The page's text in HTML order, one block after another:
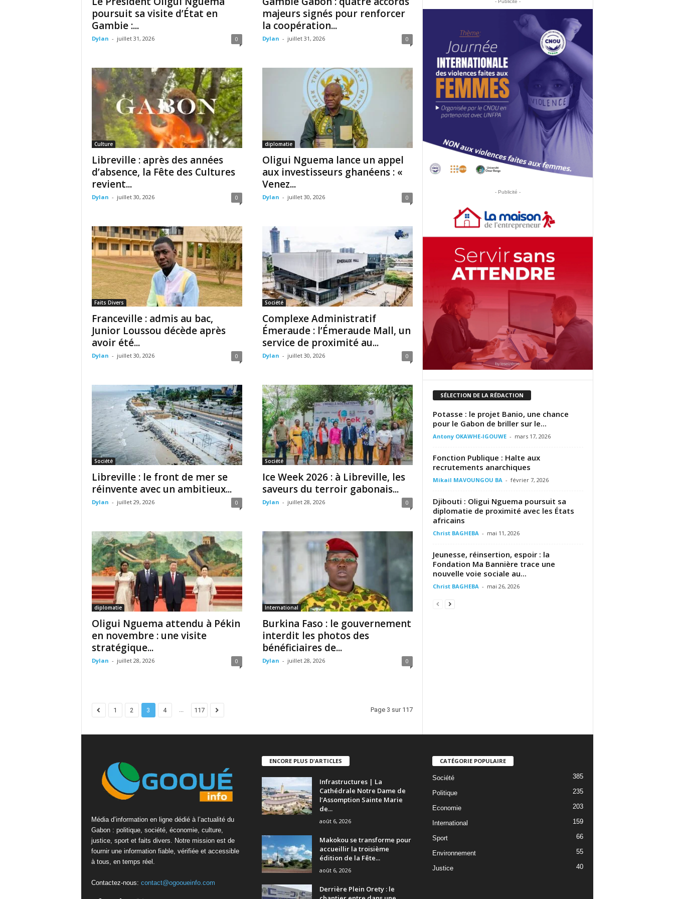
poursuit sa visite d’État en
Gambie :...
Dylan - juillet 31, 2026 0
majeurs signés pour renforcer
la coopération...
Dylan - juillet 31, 2026 0
Culture
Libreville : après des années
d’absence, la Fête des Cultures
revient...
Dylan - juillet 30, 2026 0
diplomatie
Oligui Nguema lance un appel
aux investisseurs ghanéens : «
Venez...
Dylan - juillet 30, 2026 0
Faits Divers
Franceville : admis au bac,
Junior Loussou décède après
avoir été...
Dylan - juillet 30, 2026 0
Société
Complexe Administratif
Émeraude : l’Émeraude Mall, un
service de proximité au...
Dylan - juillet 30, 2026 0
Société
Libreville : le front de mer se
réinvente avec un ambitieux...
Dylan - juillet 29, 2026 0
Société
Ice Week 2026 : à Libreville, les
saveurs du terroir gabonais...
Dylan - juillet 28, 2026 0
diplomatie
Oligui Nguema attendu à Pékin
en novembre : une visite
stratégique...
Dylan - juillet 28, 2026 0
International
Burkina Faso : le gouvernement
interdit les photos des
bénéficiaires de...
Dylan - juillet 28, 2026 0
1 2 3 4 ... 117 Page 3 sur 117
- Publicité -
- Publicité -
SÉLECTION DE LA RÉDACTION
Potasse : le projet Banio, une chance
pour le Gabon de briller sur le...
Antony OKAWHE-IGOUWE - mars 17, 2026
Fonction Publique : Halte aux
recrutements anarchiques
Mikail MAVOUNGOU BA - février 7, 2026
Djibouti : Oligui Nguema poursuit sa
diplomatie de proximité avec les États
africains
Christ BAGHEBA - mai 11, 2026
Jeunesse, réinsertion, espoir : la
Fondation Ma Bannière trace une
nouvelle voie sociale au...
Christ BAGHEBA - mai 26, 2026
Média d’information en ligne dédié à l’actualité du
Gabon : politique, société, économie, culture,
justice, sport et faits divers. Notre mission est de
fournir une information fiable, vérifiée et accessible
à tous, en temps réel.
Contactez-nous: contact@ogooueinfo.com
ENCORE PLUS D'ARTICLES
Infrastructures | La
Cathédrale Notre Dame de
l’Assomption Sainte Marie
de...
août 6, 2026
Makokou se transforme pour
accueillir la troisième
édition de la Fête...
août 6, 2026
Derrière Plein Orety : le
CATÉGORIE POPULAIRE
Société 385
Politique 235
Economie 203
International 159
Sport 66
Environnement 55
Justice 40